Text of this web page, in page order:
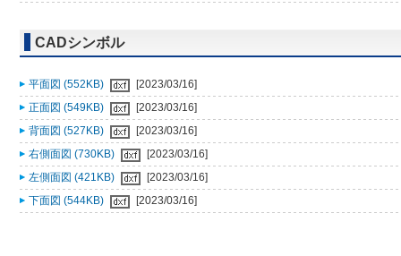
CADシンボル
平面図 (552KB)
[2023/03/16]
正面図 (549KB)
[2023/03/16]
背面図 (527KB)
[2023/03/16]
右側面図 (730KB)
[2023/03/16]
左側面図 (421KB)
[2023/03/16]
下面図 (544KB)
[2023/03/16]